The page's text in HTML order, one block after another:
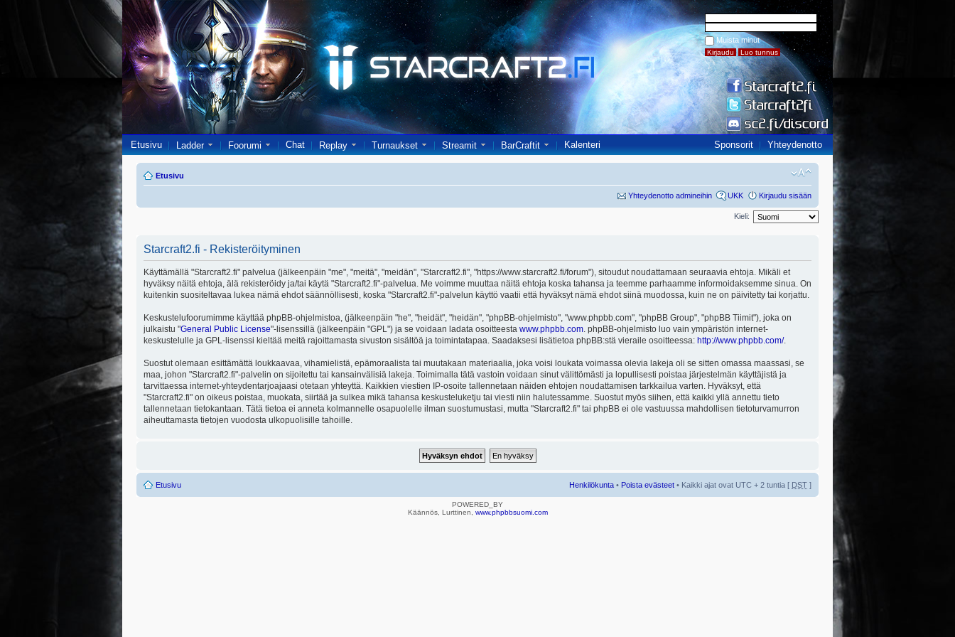
Muista minut
Etusivu Ladder Foorumi Chat Replay Turnaukset Streamit BarCraftit Kalenteri Sponsorit Yhteydenotto
Etusivu
Yhteydenotto admineihin UKK Kirjaudu sisään
Kieli:
Starcraft2.fi - Rekisteröityminen
Käyttämällä "Starcraft2.fi" palvelua (jälkeenpäin "me", "meitä", "meidän", "Starcraft2.fi", "https://www.starcraft2.fi/forum"), sitoudut noudattamaan seuraavia ehtoja. Mikäli et
hyväksy näitä ehtoja, älä rekisteröidy ja/tai käytä "Starcraft2.fi"-palvelua. Me voimme muuttaa näitä ehtoja koska tahansa ja teemme parhaamme informoidaksemme sinua. On
kuitenkin suositeltavaa lukea nämä ehdot säännöllisesti, koska "Starcraft2.fi"-palvelun käyttö vaatii että hyväksyt nämä ehdot siinä muodossa, kuin ne on päivitetty tai korjattu.
Keskustelufoorumimme käyttää phpBB-ohjelmistoa, (jälkeenpäin "he", "heidät", "heidän", "phpBB-ohjelmisto", "www.phpbb.com", "phpBB Group", "phpBB Tiimit"), joka on
julkaistu "General Public License"-lisenssillä (jälkeenpäin "GPL") ja se voidaan ladata osoitteesta www.phpbb.com . phpBB-ohjelmisto luo vain ympäristön internet-
keskustelulle ja GPL-lisenssi kieltää meitä rajoittamasta sivuston sisältöä ja toimintatapaa. Saadaksesi lisätietoa phpBB:stä vieraile osoitteessa: http://www.phpbb.com/.
Suostut olemaan esittämättä loukkaavaa, vihamielistä, epämoraalista tai muutakaan materiaalia, joka voisi loukata voimassa olevia lakeja oli se sitten omassa maassasi, se
maa, johon "Starcraft2.fi"-palvelin on sijoitettu tai kansainvälisiä lakeja. Toimimalla tätä vastoin voidaan sinut välittömästi ja lopullisesti poistaa järjestelmän käyttäjistä ja
tarvittaessa internet-yhteydentarjoajaasi otetaan yhteyttä. Kaikkien viestien IP-osoite tallennetaan näiden ehtojen noudattamisen tarkkailua varten. Hyväksyt, että
"Starcraft2.fi" on oikeus poistaa, muokata, siirtää ja sulkea mikä tahansa keskusteluketju tai viesti niin halutessamme. Suostut myös siihen, että kaikki yllä annettu tieto
tallennetaan tietokantaan. Tätä tietoa ei anneta kolmannelle osapuolelle ilman suostumustasi, mutta "Starcraft2.fi" tai phpBB ei ole vastuussa mahdollisen tietoturvamurron
aiheuttamasta tietojen vuodosta ulkopuolisille tahoille.
Etusivu Henkilökunta • Poista evästeet • Kaikki ajat ovat UTC + 2 tuntia [ DST ]
POWERED_BY
Käännös, Lurttinen, www.phpbbsuomi.com